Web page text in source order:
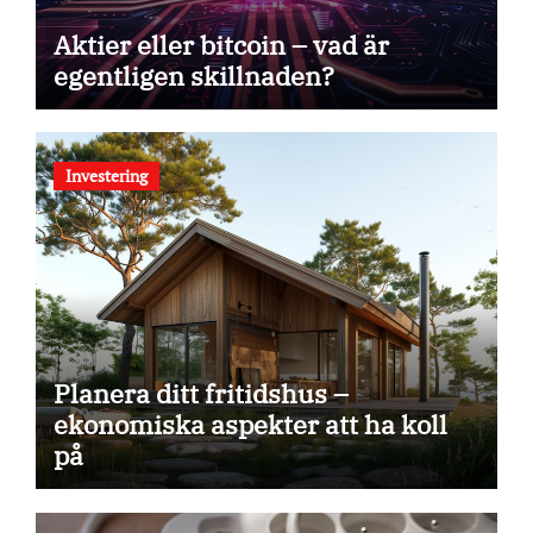
Aktier eller bitcoin – vad är
egentligen skillnaden?
Investering
Planera ditt fritidshus –
ekonomiska aspekter att ha koll
på